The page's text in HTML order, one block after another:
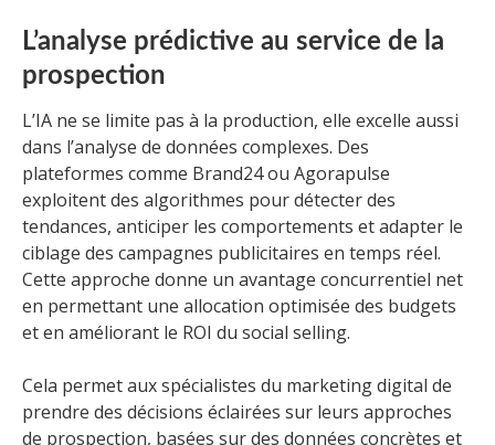
L’analyse prédictive au service de la
prospection
L’IA ne se limite pas à la production, elle excelle aussi
dans l’analyse de données complexes. Des
plateformes comme Brand24 ou Agorapulse
exploitent des algorithmes pour détecter des
tendances, anticiper les comportements et adapter le
ciblage des campagnes publicitaires en temps réel.
Cette approche donne un avantage concurrentiel net
en permettant une allocation optimisée des budgets
et en améliorant le ROI du social selling.
Cela permet aux spécialistes du marketing digital de
prendre des décisions éclairées sur leurs approches
de prospection, basées sur des données concrètes et